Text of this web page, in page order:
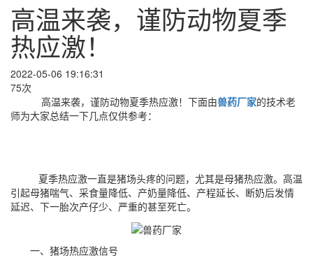
高温来袭，谨防动物夏季
热应激！
2022-05-06 19:16:31
75次
高温来袭，谨防动物夏季热应激！下面由兽药厂家的技术老
师为大家总结一下几点仅供参考：
夏季热应激一直是猪场头疼的问题，尤其是母猪热应激。高温
引起母猪喘气、采食量降低、产奶量降低、产程延长、断奶后发情
延迟、下一胎次产仔少、严重的甚至死亡。
一、猪场热应激信号